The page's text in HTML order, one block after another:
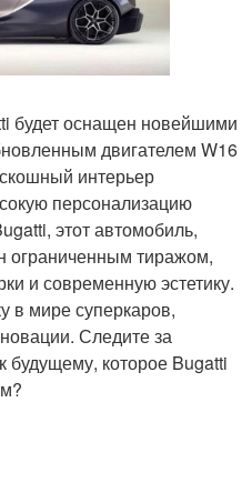
будет оснащен новейшими
двигателем W16
интерьер
персонализацию
этот автомобиль,
ограниченным тиражом,
и современную эстетику.
в мире суперкаров,
Следите за
будущему, которое Bugatti